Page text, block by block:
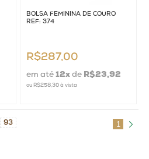
BOLSA FEMININA DE COURO
REF: 374
R$287,00
em até 12xde R$23,92
ou R$258,30à vista
93 1